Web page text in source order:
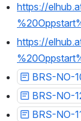
https://
https://
BRS-NO-
BRS-NO-
BRS-NO-